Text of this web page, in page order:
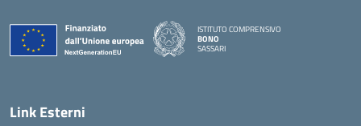
ISTITUTO COMPRENSIVO
BONO
SASSARI
Link Esterni